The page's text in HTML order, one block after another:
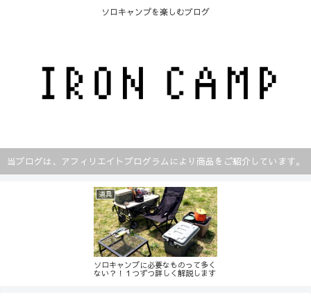
ソロキャンプを楽しむブログ
当ブログは、アフィリエイトプログラムにより商品をご紹介しています。
道具
ソロキャンプに必要なものって多く
ない？！１つずつ詳しく解説します